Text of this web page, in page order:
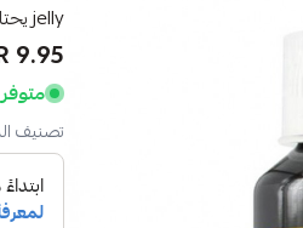
jelly يحتاج بعض الناس وخاصة الأ...
9.95 SAR
متوفر
تصنيف